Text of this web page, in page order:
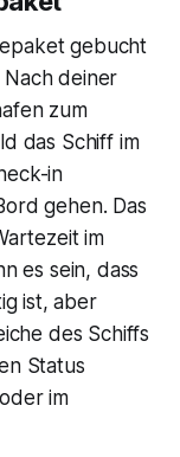
gebucht
Nach deiner
zum
das Schiff im
in
gehen. Das
im
es sein, dass
ist, aber
des Schiffs
Status
im